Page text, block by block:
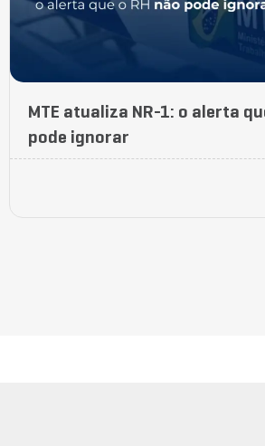
MTE atualiza NR-1: o alerta
pode ignorar